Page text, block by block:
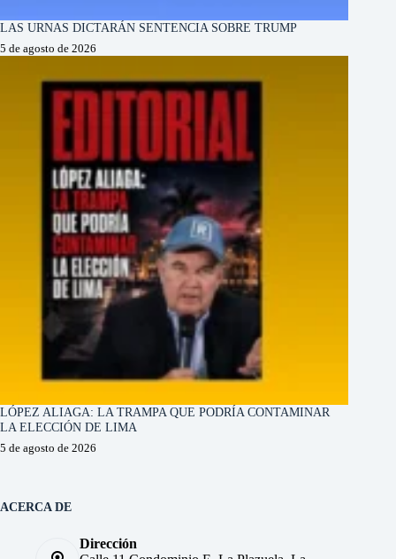
LAS URNAS DICTARÁN SENTENCIA SOBRE TRUMP
5 de agosto de 2026
LÓPEZ ALIAGA: LA TRAMPA QUE PODRÍA CONTAMINAR
LA ELECCIÓN DE LIMA
5 de agosto de 2026
ACERCA DE
Dirección